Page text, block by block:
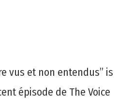
vus et non entendus” is
épisode de The Voice